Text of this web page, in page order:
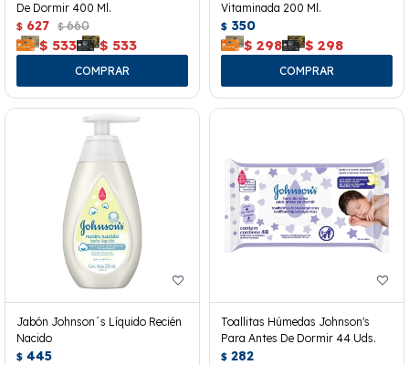
De Dormir 400 Ml.
$ 627 $ 660
$ 533 $ 533
Vitaminada 200 Ml.
$ 350
$ 298 $ 298
Jabón Johnson´s Líquido Recién
Nacido
$ 445
Toallitas Húmedas Johnson's
Para Antes De Dormir 44 Uds.
$ 282